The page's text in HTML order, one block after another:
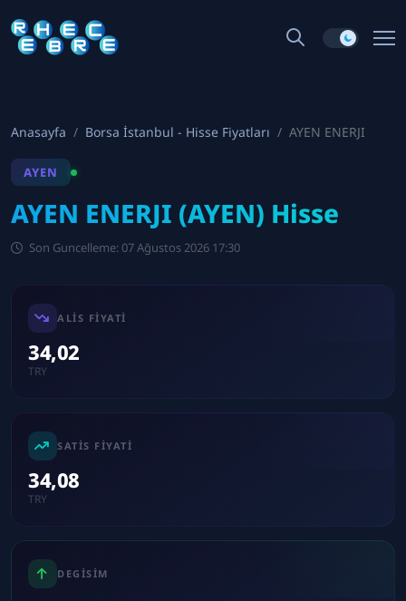
Anasayfa Borsa İstanbul - Hisse Fiyatları AYEN ENERJI
AYEN
AYEN ENERJI (AYEN) Hisse
Son Guncelleme: 07 Ağustos 2026 17:30
ALIS FIYATI
34,02
TRY
SATIS FIYATI
34,08
TRY
DEGISIM